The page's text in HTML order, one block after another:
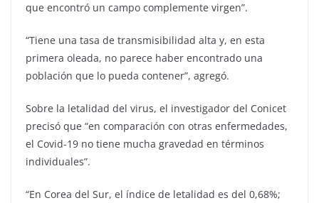
que encontró un campo complemente virgen”.
“Tiene una tasa de transmisibilidad alta y, en esta
primera oleada, no parece haber encontrado una
población que lo pueda contener”, agregó.
Sobre la letalidad del virus, el investigador del Conicet
precisó que “en comparación con otras enfermedades,
el Covid-19 no tiene mucha gravedad en términos
individuales”.
“En Corea del Sur, el índice de letalidad es del 0,68%;